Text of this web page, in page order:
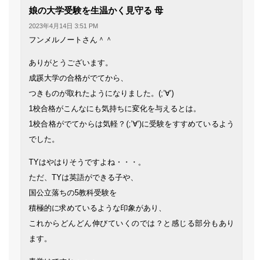
娘の大学受験を生温かく見守る 母
2023年4月14日 3:51 PM
フンメルノートさん＾＾
ありがとうございます。
成蹊大学の合格がでてから、
つきものが取れたようになりました。(;’∀’)
1校合格がこんなにも気持ちに変化を与えるとは。
1校合格がでてからは気軽？(;’∀’)に受験をすすめているよう
でした。
TYはやはりそうですよね・・・。
ただ、TYは英語ができる子や、
国公立落ちの5教科受験を
積極的に求めているような印象があり、
これからどんどん伸びていくのでは？と感じる部分もあり
ます。